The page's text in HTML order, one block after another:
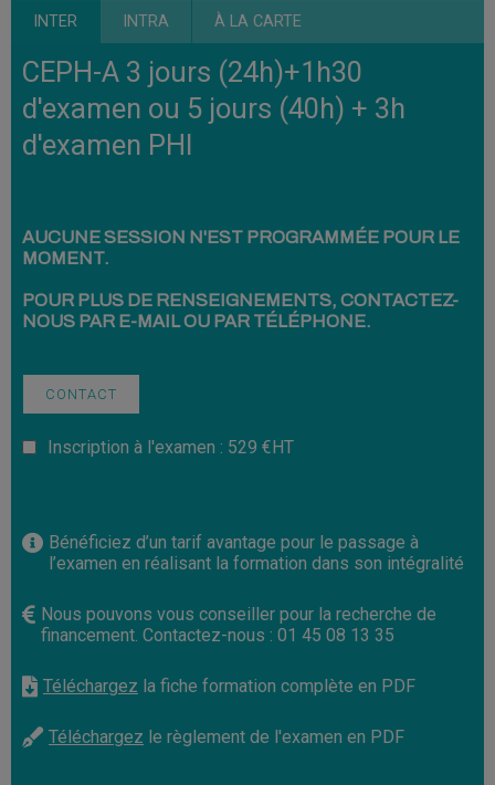
INTER INTRA À LA CARTE
CEPH-A 3 jours (24h)+1h30
d'examen ou 5 jours (40h) + 3h
d'examen PHI
AUCUNE SESSION N'EST PROGRAMMÉE POUR LE
MOMENT.
POUR PLUS DE RENSEIGNEMENTS, CONTACTEZ-
NOUS PAR E-MAIL OU PAR TÉLÉPHONE.
CONTACT
Inscription à l'examen : 529 €HT
Bénéficiez d’un tarif avantage pour le passage à
l’examen en réalisant la formation dans son intégralité
Nous pouvons vous conseiller pour la recherche de
financement. Contactez-nous : 01 45 08 13 35
Téléchargez la fiche formation complète en PDF
Téléchargez le règlement de l'examen en PDF